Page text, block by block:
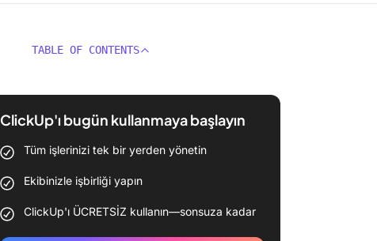
TABLE OF CONTENTS
ClickUp'ı bugün kullanmaya başlayın
Tüm işlerinizi tek bir yerden yönetin
Ekibinizle işbirliği yapın
ClickUp'ı ÜCRETSİZ kullanın—sonsuza kadar